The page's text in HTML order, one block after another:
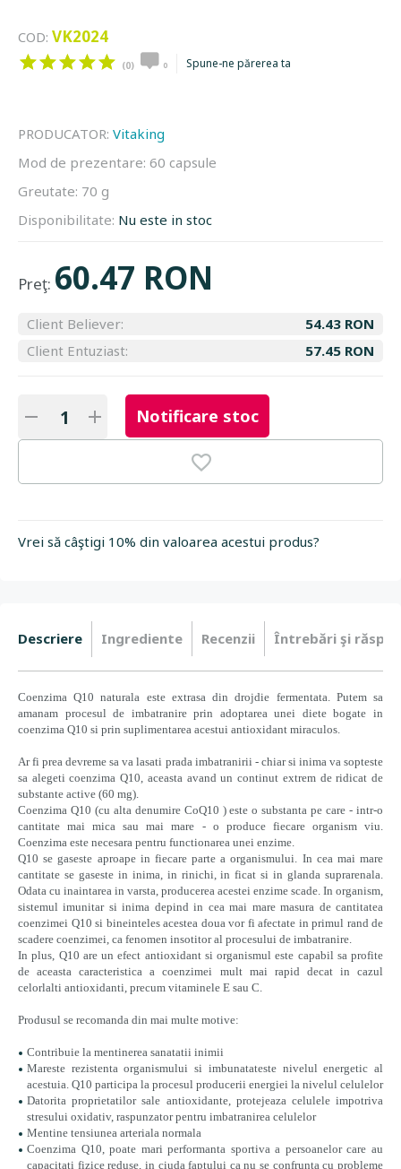
COD: VK2024
(0) 0 Spune-ne părerea ta
PRODUCATOR: Vitaking
Mod de prezentare: 60 capsule
Greutate: 70 g
Disponibilitate: Nu este in stoc
Preţ: 60.47 RON
Client Believer:
54.43 RON
Client Entuziast:
57.45 RON
Notificare stoc
Vrei să câştigi 10% din valoarea acestui produs?
Descriere Ingrediente Recenzii Întrebări şi
Coenzima Q10 naturala este extrasa din drojdie fermentata. Putem sa
amanam procesul de imbatranire prin adoptarea unei diete bogate in
coenzima Q10 si prin suplimentarea acestui antioxidant miraculos.
Ar fi prea devreme sa va lasati prada imbatranirii - chiar si inima va sopteste
sa alegeti coenzima Q10, aceasta avand un continut extrem de ridicat de
substante active (60 mg).
Coenzima Q10 (cu alta denumire CoQ10 ) este o substanta pe care - intr-o
cantitate mai mica sau mai mare - o produce fiecare organism viu.
Coenzima este necesara pentru functionarea unei enzime.
Q10 se gaseste aproape in fiecare parte a organismului. In cea mai mare
cantitate se gaseste in inima, in rinichi, in ficat si in glanda suprarenala.
Odata cu inaintarea in varsta, producerea acestei enzime scade. In organism,
sistemul imunitar si inima depind in cea mai mare masura de cantitatea
coenzimei Q10 si bineinteles acestea doua vor fi afectate in primul rand de
scadere coenzimei, ca fenomen insotitor al procesului de imbatranire.
In plus, Q10 are un efect antioxidant si organismul este capabil sa profite
de aceasta caracteristica a coenzimei mult mai rapid decat in cazul
celorlalti antioxidanti, precum vitaminele E sau C.
Produsul se recomanda din mai multe motive:
Contribuie la mentinerea sanatatii inimii
Mareste rezistenta organismului si imbunatateste nivelul energetic al
acestuia. Q10 participa la procesul producerii energiei la nivelul celulelor
Datorita proprietatilor sale antioxidante, protejeaza celulele impotriva
stresului oxidativ, raspunzator pentru imbatranirea celulelor
Mentine tensiunea arteriala normala
Coenzima Q10, poate mari performanta sportiva a persoanelor care au
capacitati fizice reduse, in ciuda faptului ca nu se confrunta cu probleme